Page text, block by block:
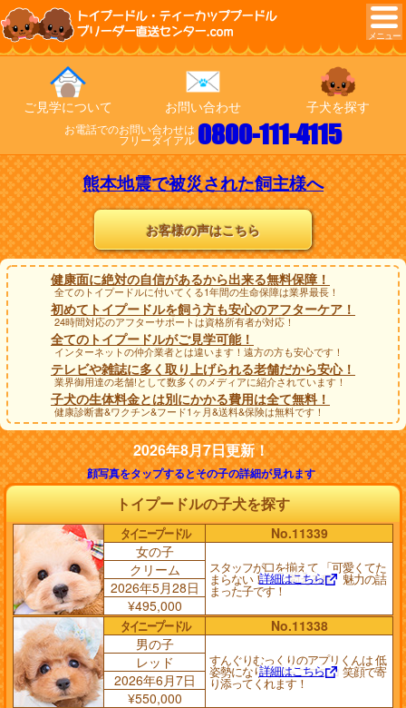
トイプードル・ティーカッププードル
ブリーダー直送センター.com
ご見学について お問い合わせ 子犬を探す
お電話でのお問い合わせは
フリーダイアル 0800-111-4115
熊本地震で被災された飼主様へ
お客様の声はこちら
健康面に絶対の自信があるから出来る無料保障！
全てのトイプードルに付いてくる1年間の生命保障は業界最長！
初めてトイプードルを飼う方も安心のアフターケア！
24時間対応のアフターサポートは資格所有者が対応！
全てのトイプードルがご見学可能！
インターネットの仲介業者とは違います！遠方の方も安心です！
テレビや雑誌に多く取り上げられる老舗だから安心！
業界御用達の老舗!として数多くのメディアに紹介されています！
子犬の生体料金とは別にかかる費用は全て無料！
健康診断書&ワクチン&フード1ヶ月&送料&保険は無料です！
2026年8月7日更新！
顔写真をタップするとその子の詳細が見れます
トイプードルの子犬を探す
タイニープードル
No.11339
女の子
スタッフが口を揃えて 「可愛くてた
まらない！」 と悶える程、魅力の詰
まった子です！
詳細はこちら
クリーム
2026年5月28日
¥495,000
タイニープードル
No.11338
男の子
すんぐりむっくりのアプリくんは 低
姿勢になりながらニコニコ 笑顔で寄
り添ってくれます！
詳細はこちら
レッド
2026年6月7日
¥550,000